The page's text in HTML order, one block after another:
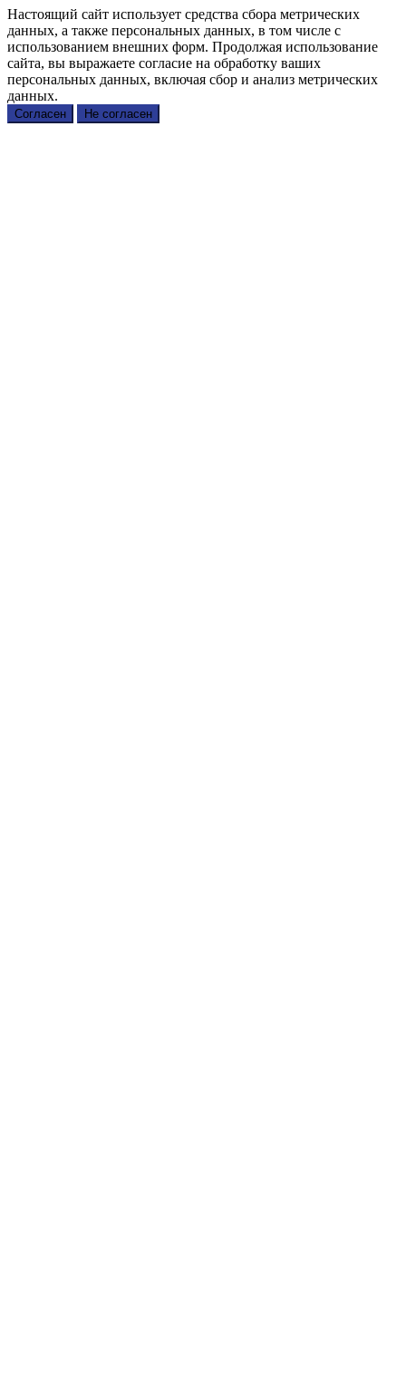
Настоящий сайт использует средства сбора метрических
данных, а также персональных данных, в том числе с
использованием внешних форм. Продолжая использование
сайта, вы выражаете согласие на обработку ваших
персональных данных, включая сбор и анализ метрических
данных.
Согласен Не согласен